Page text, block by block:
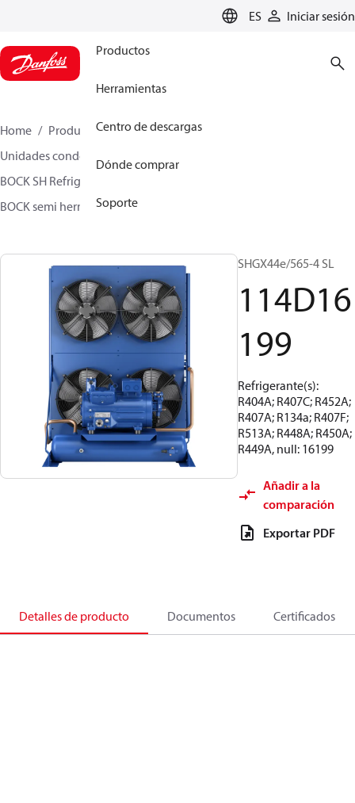
ES Iniciar sesión
Productos
Herramientas
Centro de descargas
Dónde comprar
Soporte
Home Productos
Climate Solutions for cooling
Unidades condensadoras
BOCK SH Refrigerado por gas - 1 etapa
BOCK semi hermetic SHG-L
SHGX44e/565-4 SL
114D16
199
Refrigerante(s):
R404A; R407C; R452A;
R407A; R134a; R407F;
R513A; R448A; R450A;
R449A, null: 16199
Añadir a la
comparación
Exportar PDF
Detalles de producto Documentos Certificados